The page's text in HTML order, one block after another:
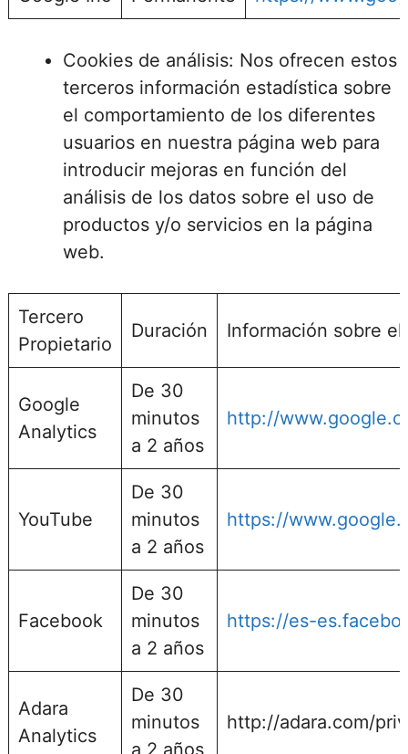
Cookies de análisis: Nos ofrecen estos
terceros información estadística sobre
el comportamiento de los diferentes
usuarios en nuestra página web para
introducir mejoras en función del
análisis de los datos sobre el uso de
productos y/o servicios en la página
web.
Tercero
Propietario
Duración Información sobre
Google
Analytics
De 30
minutos
a 2 años
http://
YouTube
De 30
minutos
a 2 años
https://
Facebook
De 30
minutos
a 2 años
https://es-
Adara
Analytics
De 30
minutos
a 2 años
http://adara.com/